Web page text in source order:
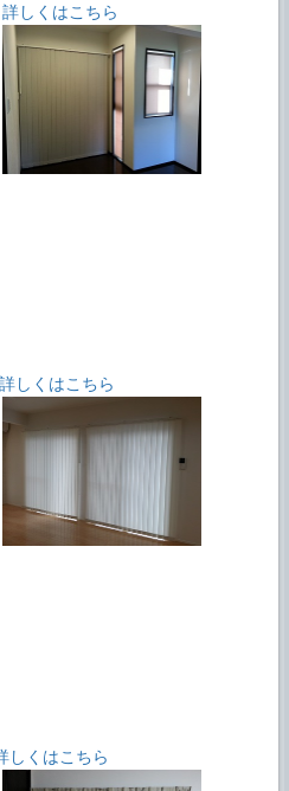
詳しくはこちら
詳しくはこちら
しくはこちら